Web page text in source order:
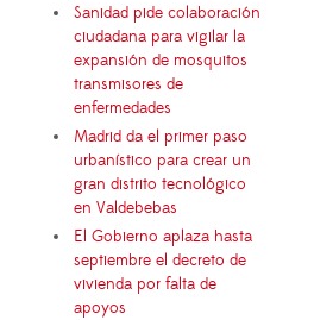
Sanidad pide colaboración
ciudadana para vigilar la
expansión de mosquitos
transmisores de
enfermedades
Madrid da el primer paso
urbanístico para crear un
gran distrito tecnológico
en Valdebebas
El Gobierno aplaza hasta
septiembre el decreto de
vivienda por falta de
apoyos